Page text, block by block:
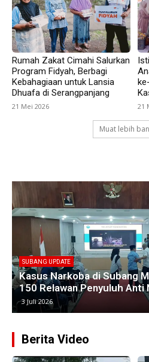
SUBANG UPDATE
Empat Kades di Blanakan
Kawasan Hutan untuk
Pantura
25 Juni 2026
Berita Video
Rumah Zakat Cimahi Salurkan
Program Fidyah, Berbagi
Kebahagiaan untuk Lansia
Dhuafa di Serangpanjang
21 Mei 2026 21
Muat lebih